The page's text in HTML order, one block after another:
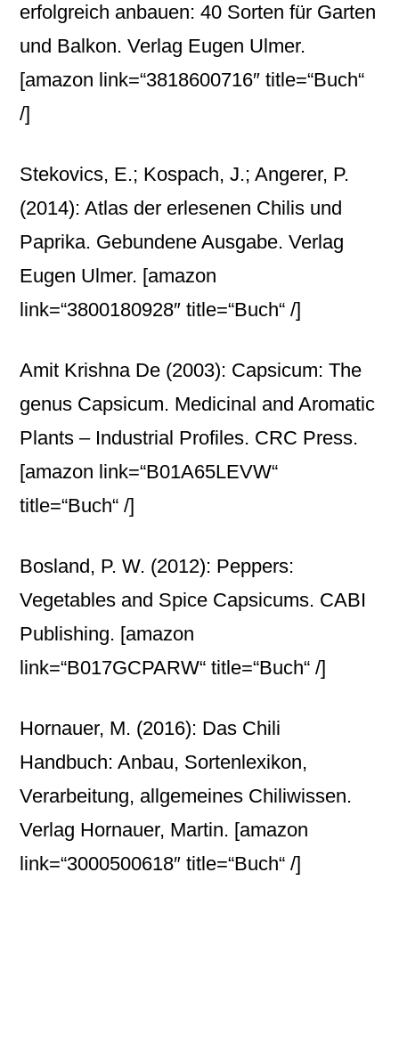
erfolgreich anbauen: 40 Sorten für Garten
und Balkon. Verlag Eugen Ulmer.
[amazon link=“3818600716″ title=“Buch“
/]
Stekovics, E.; Kospach, J.; Angerer, P.
(2014): Atlas der erlesenen Chilis und
Paprika. Gebundene Ausgabe. Verlag
Eugen Ulmer. [amazon
link=“3800180928″ title=“Buch“ /]
Amit Krishna De (2003): Capsicum: The
genus Capsicum. Medicinal and Aromatic
Plants – Industrial Profiles. CRC Press.
[amazon link=“B01A65LEVW“
title=“Buch“ /]
Bosland, P. W. (2012): Peppers:
Vegetables and Spice Capsicums. CABI
Publishing. [amazon
link=“B017GCPARW“ title=“Buch“ /]
Hornauer, M. (2016): Das Chili
Handbuch: Anbau, Sortenlexikon,
Verarbeitung, allgemeines Chiliwissen.
Verlag Hornauer, Martin. [amazon
link=“3000500618″ title=“Buch“ /]